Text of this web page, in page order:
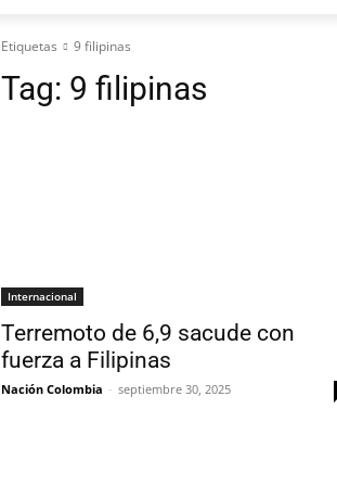
Etiquetas 9 filipinas
Tag: 9 filipinas
Internacional
Terremoto de 6,9 sacude con
fuerza a Filipinas
Nación Colombia - septiembre 30, 2025